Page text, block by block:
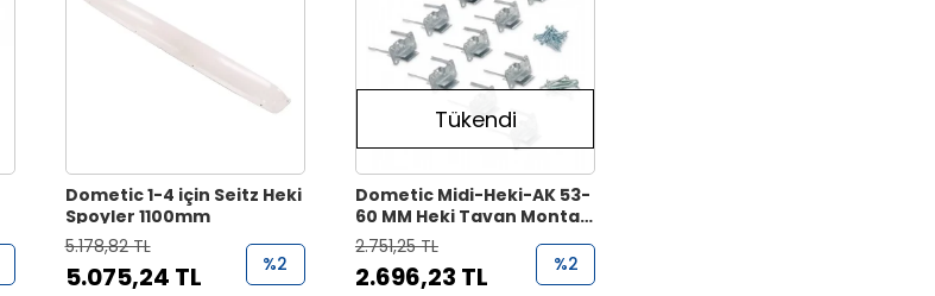
Dometic 1-4 için Seitz Heki
Spoyler 1100mm
5.178,82 TL
5.075,24 TL %2
Tükendi
Dometic Midi-Heki-AK 53-
60 MM Heki Tavan Montaj
Kiti
2.751,25 TL
2.696,23 TL %2